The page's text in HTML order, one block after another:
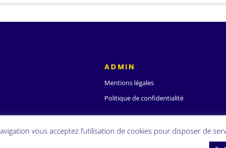
ADMIN
Mentions légales
Politique de confidentialité
vous acceptez l’utilisation de cookies pour disposer de